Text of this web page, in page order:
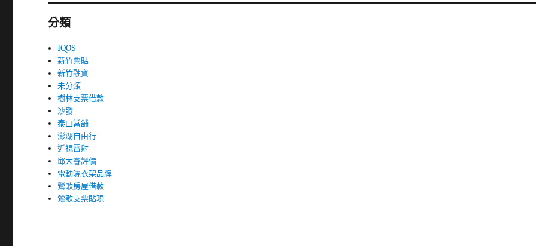
分類
IQOS
新竹票貼
新竹融資
未分類
樹林支票借款
沙發
泰山當舖
澎湖自由行
近視雷射
邱大睿評價
電動曬衣架品牌
鶯歌房屋借款
鶯歌支票貼現